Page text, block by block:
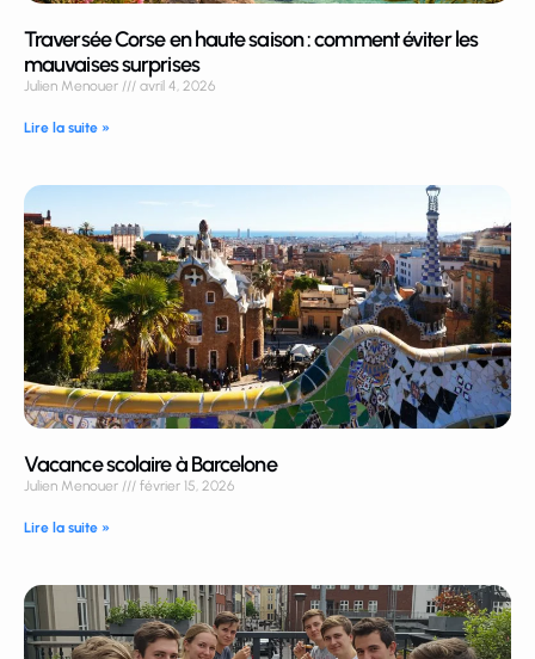
Traversée Corse en haute saison : comment éviter les
mauvaises surprises
Julien Menouer avril 4, 2026
Lire la suite »
Vacance scolaire à Barcelone
Julien Menouer février 15, 2026
Lire la suite »